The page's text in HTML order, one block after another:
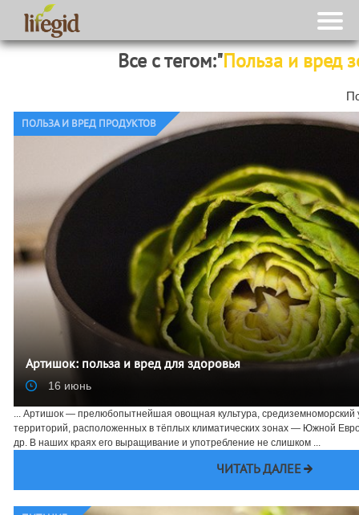
Все с тегом:"Польза и вред
ПОЛЬЗА И ВРЕД ПРОДУКТОВ
Артишок: польза и вред для здоровья
16 июнь
... Артишок — прелюбопытнейшая овощная культура, средиземноморский
территорий, расположенных в тёплых климатических зонах — Южной
др. В наших краях его выращивание и употребление не слишком ...
ЧИТАТЬ ДАЛЕЕ